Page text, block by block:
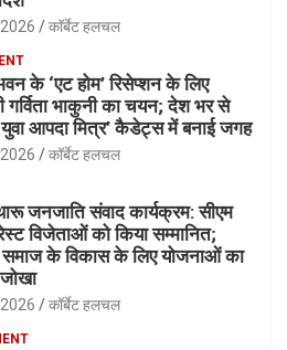
कॉर्बेट हलचल
के ‘एट होम’ रिसेप्शन के लिए
गर्विता भाकुनी का चयन; देश भर से
आपदा मित्र’ कैडेट्स में बनाई जगह
कॉर्बेट हलचल
जनजाति संवाद कार्यक्रम: सीएम
विजेताओं को किया सम्मानित;
के विकास के लिए योजनाओं का
कॉर्बेट हलचल